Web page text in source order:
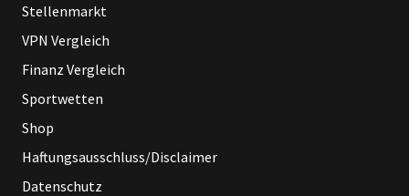
Stellenmarkt
VPN Vergleich
Finanz Vergleich
Sportwetten
Shop
Haftungsausschluss/Disclaimer
Datenschutz